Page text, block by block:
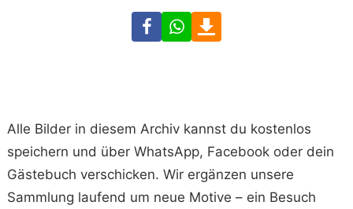
FacebookWhatsApp
Alle Bilder in diesem Archiv kannst du kostenlos
speichern und über WhatsApp, Facebook oder dein
Gästebuch verschicken. Wir ergänzen unsere
Sammlung laufend um neue Motive – ein Besuch